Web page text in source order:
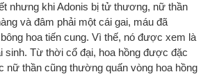
nhưng khi Adonis bị tử thương, nữ thần
và đâm phải một cái gai, máu đã
hoa tiến cung. Vì thế, nó được xem là
sinh. Từ thời cổ đại, hoa hồng được đặc
nữ thần cũng thường quấn vòng hoa hồng